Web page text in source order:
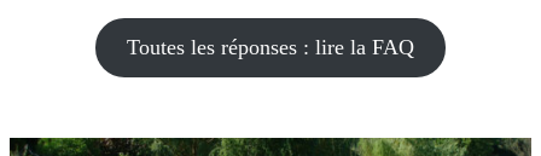
Toutes les réponses : lire la FAQ